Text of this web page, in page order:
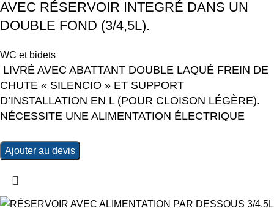
AVEC RÉSERVOIR INTEGRÉ DANS UN
DOUBLE FOND (3/4,5L).
WC et bidets
LIVRÉ AVEC ABATTANT DOUBLE LAQUÉ FREIN DE
CHUTE « SILENCIO » ET SUPPORT
D’INSTALLATION EN L (POUR CLOISON LÉGÈRE).
NÉCESSITE UNE ALIMENTATION ÉLECTRIQUE
Ajouter au devis